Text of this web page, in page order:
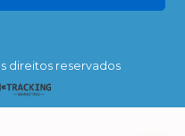
direitos reservados